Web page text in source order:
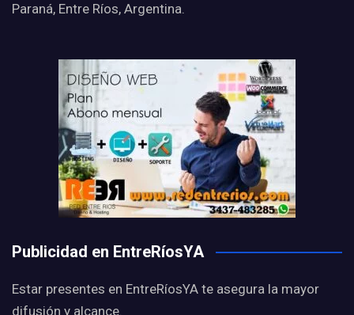
Paraná, Entre Ríos, Argentina.
Publicidad en EntreRíosYA
Estar presentes en EntreRíosYA te asegura la mayor
difusión y alcance.